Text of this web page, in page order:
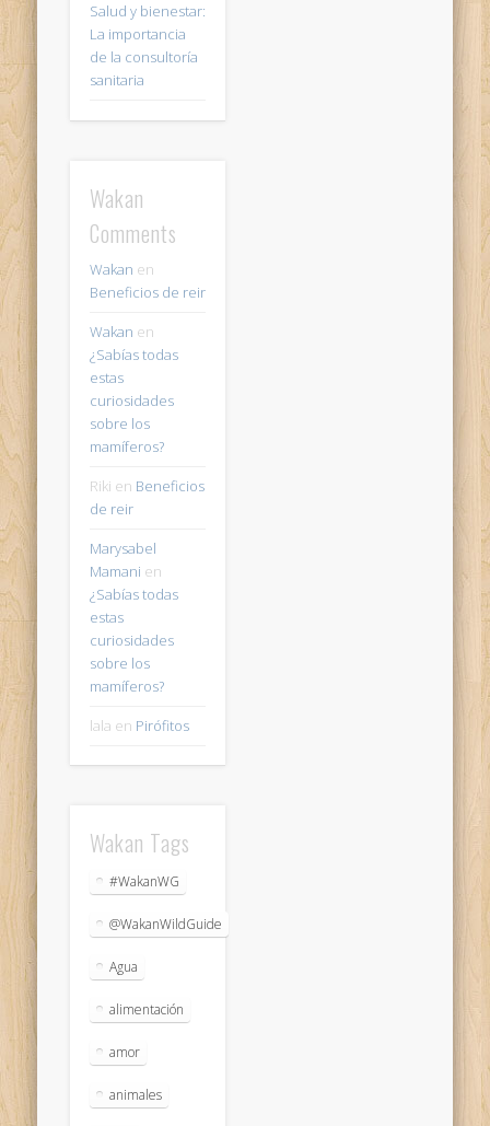
Salud y bienestar:
La importancia
de la consultoría
sanitaria
Wakan
Comments
Wakan en
Beneficios de reir
Wakan en
¿Sabías todas
estas
curiosidades
sobre los
mamíferos?
Riki en Beneficios
de reir
Marysabel
Mamani en
¿Sabías todas
estas
curiosidades
sobre los
mamíferos?
lala en Pirófitos
Wakan Tags
#WakanWG
@WakanWildGuide
Agua
alimentación
amor
animales